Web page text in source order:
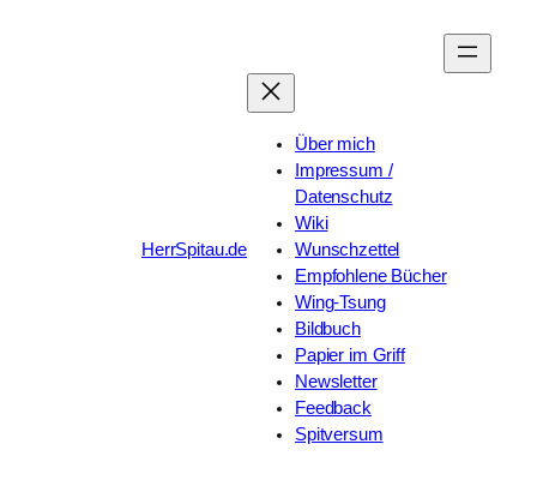
HerrSpitau.de
Über mich
Impressum /
Datenschutz
Wiki
Wunschzettel
Empfohlene Bücher
Wing-Tsung
Bildbuch
Papier im Griff
Newsletter
Feedback
Spitversum